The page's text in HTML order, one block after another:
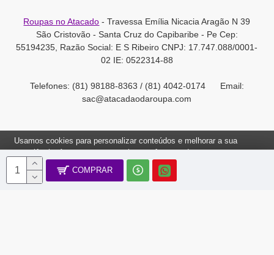
COMPRAR
Roupas no Atacado - Travessa Emília Nicacia Aragão N 39
São Cristovão - Santa Cruz do Capibaribe - Pe Cep:
55194235, Razão Social: E S Ribeiro CNPJ: 17.747.088/0001-
02 IE: 0522314-88
Telefones: (81) 98188-8363 / (81) 4042-0174 Email:
sac@atacadaodaroupa.com
Roupas no Atacado 2012-2022, Todos os direitos reservados.
Usamos cookies para personalizar conteúdos e melhorar a sua
experiência. Ao navegar neste site, você concorda com a nossa
Política de Cookies.